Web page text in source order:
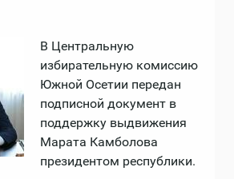
В Центральную
избирательную комиссию
Южной Осетии передан
подписной документ в
поддержку выдвижения
Марата Камболова
президентом республики.